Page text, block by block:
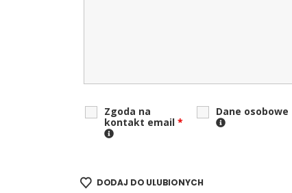
Zgoda na
kontakt email *
Dane osobowe
DODAJ DO ULUBIONYCH